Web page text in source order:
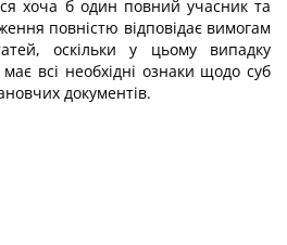
хоча б один повний учасник та
повністю відповідає вимогам
оскільки у цьому випадку
всі необхідні ознаки щодо суб
документів.